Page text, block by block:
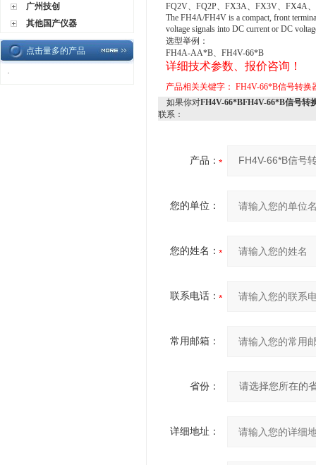
广州技创
其他国产仪器
点击量多的产品
·
FQ2V、FQ2P、FX3A、FX3V、FX4A
The FH4A/FH4V is a compact, front
voltage signals into DC current or DC
选型举例：
FH4A-AA*B、FH4V-66*B
详细技术参数、报价咨询！
产品相关关键字： FH4V-66*B信号转换
如果你对FH4V-66*BFH4V-66*B信号转
联系：
产品：
您的单位：
您的姓名：
联系电话：
常用邮箱：
省份：
详细地址：